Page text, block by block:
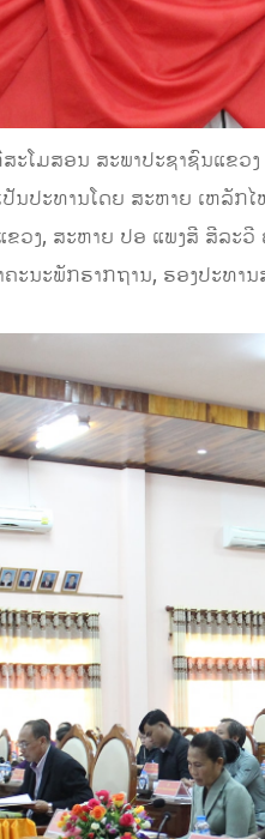
ອນ ສະພາປະຊາຊົນແຂວງ ຄ
ນປະທານໂດຍ ສະຫາຍ ເຫລັກ
ວງ, ສະຫາຍ ປອ ແພງສີ ສີລະ
ຄະນະພັກຮາກຖານ, ຮອງປະທ